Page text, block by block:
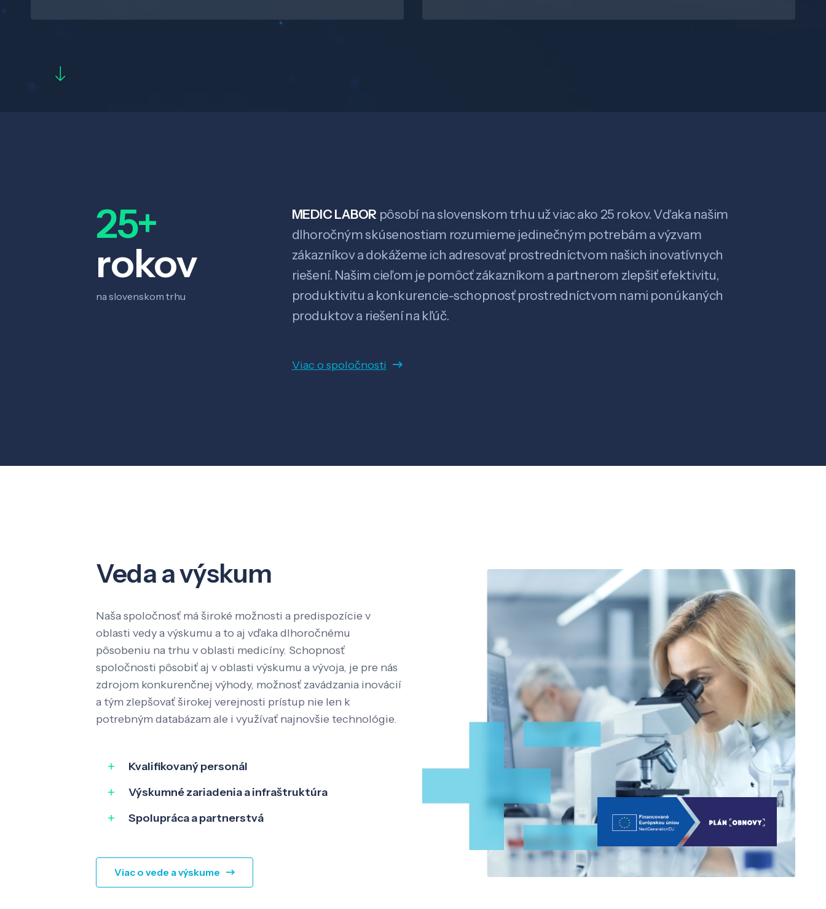
25+
rokov
na slovenskom trhu
MEDIC LABOR pôsobí na slovenskom trhu už viac ako 25 rokov. Vďaka našim
dlhoročným skúsenostiam rozumieme jedinečným potrebám a výzvam
zákazníkov a dokážeme ich adresovať prostredníctvom našich inovatívnych
riešení. Našim cieľom je pomôcť zákazníkom a partnerom zlepšiť efektivitu,
produktivitu a konkurencie-schopnosť prostredníctvom nami ponúkaných
produktov a riešení na kľúč.
Viac o spoločnosti
Veda a výskum
Naša spoločnosť má široké možnosti a predispozície v
oblasti vedy a výskumu a to aj vďaka dlhoročnému
pôsobeniu na trhu v oblasti medicíny. Schopnosť
spoločnosti pôsobiť aj v oblasti výskumu a vývoja, je pre nás
zdrojom konkurenčnej výhody, možnosť zavádzania inovácií
a tým zlepšovať širokej verejnosti prístup nie len k
potrebným databázam ale i využívať najnovšie technológie.
Kvalifikovaný personál
Výskumné zariadenia a infraštruktúra
Spolupráca a partnerstvá
Viac o vede a výskume